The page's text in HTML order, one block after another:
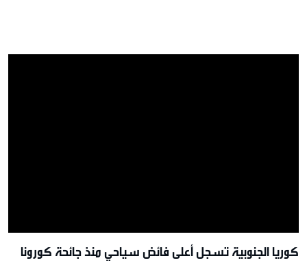
كوريا الجنوبية تسجل أعلى فائض سياحي منذ جائحة كورونا